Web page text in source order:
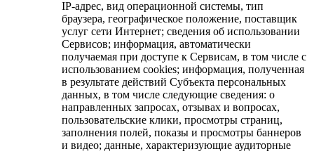
IP-адрес, вид операционной системы, тип
браузера, географическое положение, поставщик
услуг сети Интернет; сведения об использовании
Сервисов; информация, автоматически
получаемая при доступе к Сервисам, в том числе с
использованием cookies; информация, полученная
в результате действий Субъекта персональных
данных, в том числе следующие сведения: о
направленных запросах, отзывах и вопросах,
пользовательские клики, просмотры страниц,
заполнения полей, показы и просмотры баннеров
и видео; данные, характеризующие аудиторные